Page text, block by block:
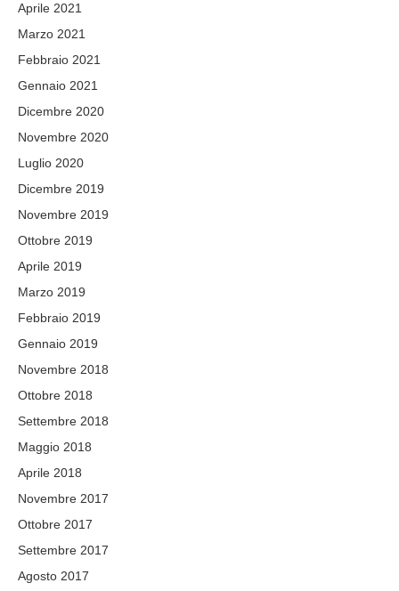
Aprile 2021
Marzo 2021
Febbraio 2021
Gennaio 2021
Dicembre 2020
Novembre 2020
Luglio 2020
Dicembre 2019
Novembre 2019
Ottobre 2019
Aprile 2019
Marzo 2019
Febbraio 2019
Gennaio 2019
Novembre 2018
Ottobre 2018
Settembre 2018
Maggio 2018
Aprile 2018
Novembre 2017
Ottobre 2017
Settembre 2017
Agosto 2017